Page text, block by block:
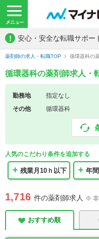
! 安心・安全な転職サポー
薬剤師の求人・転職TOP 循環器科の
循環器科の薬剤師求人・
勤務地
指定なし
その他
循環器科
人気のこだわり条件を追加する
残業月10ｈ以下 年
1,716 件の薬剤師求人 ※ 非
おすすめ順